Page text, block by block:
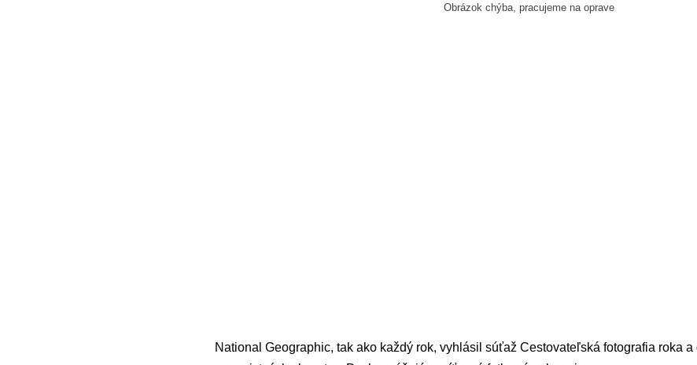
Obrázok chýba, pracujeme na oprave
National Geographic, tak ako každý rok, vyhlásil súťaž Cestovateľská fotografia roka